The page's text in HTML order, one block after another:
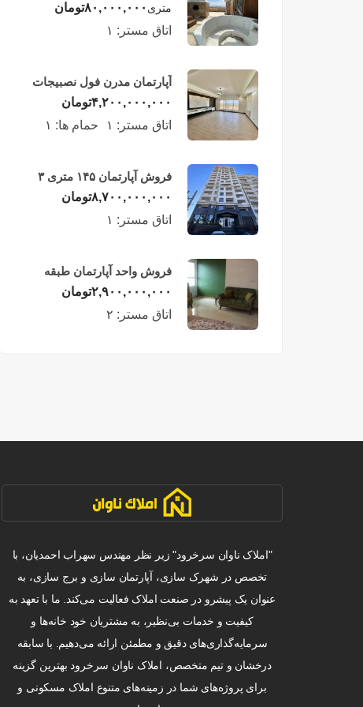
لوکس در طبقه چهاردهم
فریدونکنار
متری ۸۰,۰۰۰,۰۰۰تومان
اتاق مستر: ۱
آپارتمان مدرن فول نصبیجات
ساحلی/فریدونکنار
۴,۲۰۰,۰۰۰,۰۰۰تومان
اتاق مستر: ۱ حمام ها: ۱
فروش آپارتمان ۱۴۵ متری ۳
خوابه در فریدونکنار
۸,۷۰۰,۰۰۰,۰۰۰تومان
اتاق مستر: ۱
فروش واحد آپارتمان طبقه
چهارم در فریدونکنار
۲,۹۰۰,۰۰۰,۰۰۰تومان
اتاق مستر: ۲
"املاک ناوان سرخرود" زیر نظر مهندس سهراب احمدیان، با
تخصص در شهرک سازی، آپارتمان سازی و برج سازی، به
عنوان یک پیشرو در صنعت املاک فعالیت می‌کند. ما با تعهد به
کیفیت و خدمات بی‌نظیر، به مشتریان خود خانه‌ها و
سرمایه‌گذاری‌های دقیق و مطمئن ارائه می‌دهیم. با سابقه
درخشان و تیم متخصص، املاک ناوان سرخرود بهترین گزینه
برای پروژه‌های شما در زمینه‌های متنوع املاک مسکونی و